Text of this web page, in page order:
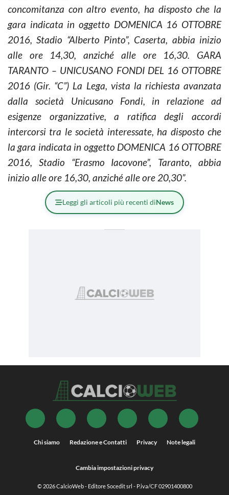
concomitanza con altro evento, ha disposto che la
gara indicata in oggetto DOMENICA 16 OTTOBRE
2016, Stadio “Alberto Pinto”, Caserta, abbia inizio
alle ore 14,30, anziché alle ore 16,30. GARA
TARANTO – UNICUSANO FONDI DEL 16 OTTOBRE
2016 (Gir. “C”) La Lega, vista la richiesta avanzata
dalla società Unicusano Fondi, in relazione ad
esigenze organizzative, a ratifica degli accordi
intercorsi tra le società interessate, ha disposto che
la gara indicata in oggetto DOMENICA 16 OTTOBRE
2016, Stadio “Erasmo Iacovone”, Taranto, abbia
inizio alle ore 16,30, anziché alle ore 20,30”.
Leggi gli articoli più recenti diNews
Chi siamo Redazione e Contatti Privacy Note legali
Cambia impostazioni privacy
© 2026CalcioWeb- Editore Socedit srl - P.iva/CF 02901400800